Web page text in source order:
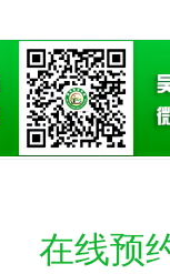
在线预